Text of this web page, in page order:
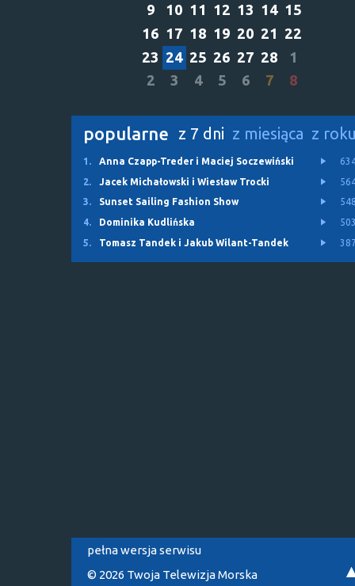
9
10 11 12 13 14 15
16 17 18 19 20 21 22
23 24 25 26 27 28
1
2
3 4 5 6 7 8
popularne z 7 dni z miesiąca z
1. Anna Czapp-Treder i Maciej Soczewiński
2.
Jacek Michałowski i Wiesław Trocki
3.
Sunset Sailing Fashion Show
4.
Dominika Kudlińska
5.
Tomasz Tandek i Jakub Wilant-Tandek
pełna wersja serwisu
© 2026 Twoja Telewizja Morska